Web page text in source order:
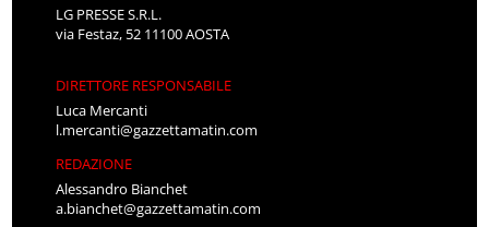
LG PRESSE S.R.L.
via Festaz, 52 11100 AOSTA
DIRETTORE RESPONSABILE
Luca Mercanti
l.mercanti@gazzettamatin.com
REDAZIONE
Alessandro Bianchet
a.bianchet@gazzettamatin.com